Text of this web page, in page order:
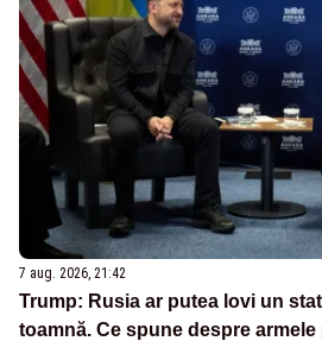
7 aug. 2026, 21:42
Trump: Rusia ar putea lovi un
toamnă. Ce spune despre